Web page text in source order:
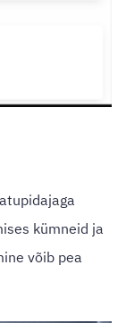
kümneid ja
võib pea